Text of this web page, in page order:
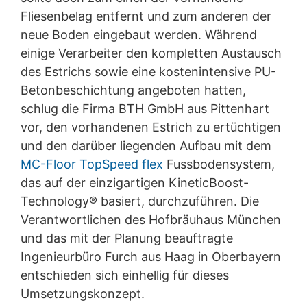
Fliesenbelag entfernt und zum anderen der
neue Boden eingebaut werden. Während
einige Verarbeiter den kompletten Austausch
des Estrichs sowie eine kostenintensive PU-
Betonbeschichtung angeboten hatten,
schlug die Firma BTH GmbH aus Pittenhart
vor, den vorhandenen Estrich zu ertüchtigen
und den darüber liegenden Aufbau mit dem
MC-Floor TopSpeed flex Fussbodensystem,
das auf der einzigartigen KineticBoost-
Technology® basiert, durchzuführen. Die
Verantwortlichen des Hofbräuhaus München
und das mit der Planung beauftragte
Ingenieurbüro Furch aus Haag in Oberbayern
entschieden sich einhellig für dieses
Umsetzungskonzept.
aushändigen zu lassen. Sofern Sie die direkte
Übertragung der Daten an einen anderen
Verantwortlichen verlangen, erfolgt dies nur, soweit es
technisch machbar ist.
Recht zur Auskunft, Berichtigung, Löschung,
Sperrung
Sie sind gemäß Art. 15 DSGVO jederzeit berechtigt
gegenüber MC-Bauchemie um umfangreiche
Auskunftserteilung zu den zu Ihrer Person
gespeicherten Daten zu ersuchen. Gemäß Art. 17
DSGVO können Sie jederzeit von uns die Berichtigung,
Löschung und Sperrung einzelner personenbezogener
Daten verlangen.